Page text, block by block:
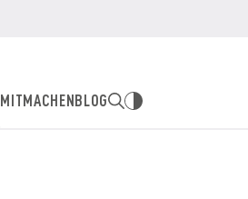
MITMACHENBLOG